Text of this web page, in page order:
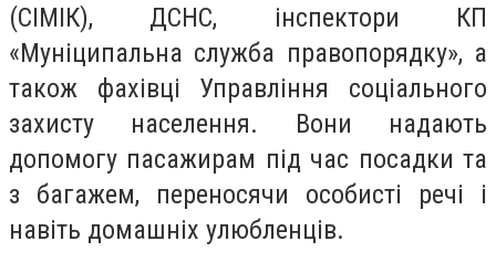
(СІМІК), ДСНС, інспектори КП
«Муніципальна служба правопорядку», а
також фахівці Управління соціального
захисту населення. Вони надають
допомогу пасажирам під час посадки та
з багажем, переносячи особисті речі і
навіть домашніх улюбленців.